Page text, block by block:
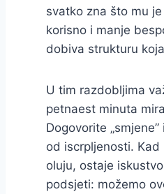
svatko zna što mu
korisno i manje
dobiva strukturu
U tim razdobljima
petnaest minuta
Dogovorite
od iscrpljenosti.
oluju, ostaje
podsjeti: možemo